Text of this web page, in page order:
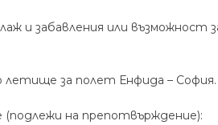
и забавления или възможност
летище за полет Енфида – София.
(подлежи на препотвърждение):